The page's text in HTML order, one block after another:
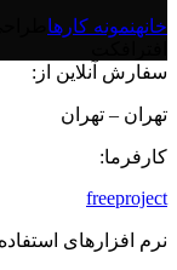
خانهنمونه کارها
سفارش آنلاین از:
تهران – تهران
کارفرما:
freeproject
نرم افزارهای